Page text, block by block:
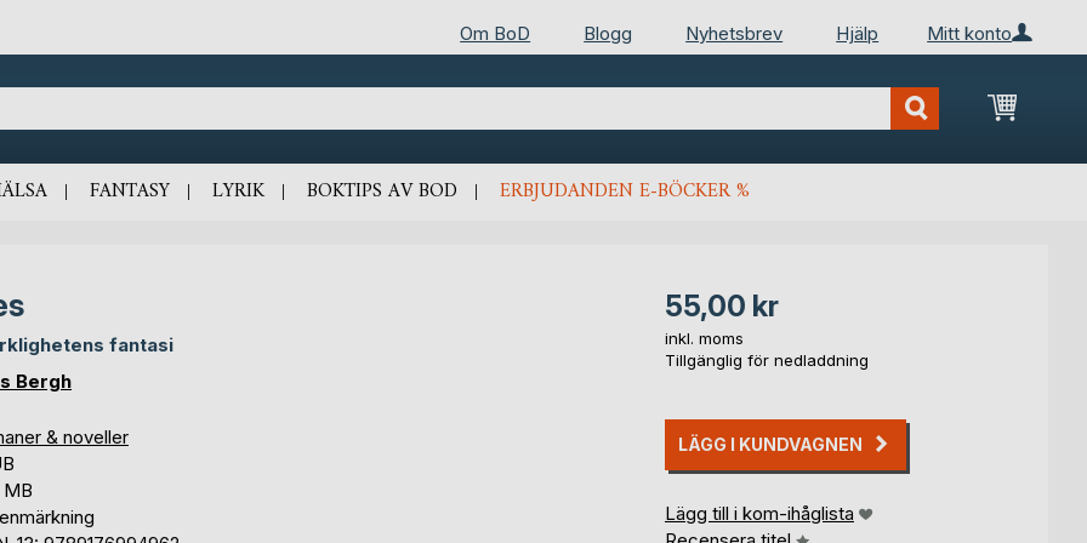
Mitt konto
Om BoD Blogg Nyhetsbrev Hjälp
Min
FANTASY LYRIK BOKTIPS AV BOD ERBJUDANDEN E-BÖCKER %
fantasi
Bergh
& noveller
MB
55,00 kr
inkl. moms
Tillgänglig för nedladdning
LÄGG I KUNDVAGNEN
Lägg till i kom-ihåglista